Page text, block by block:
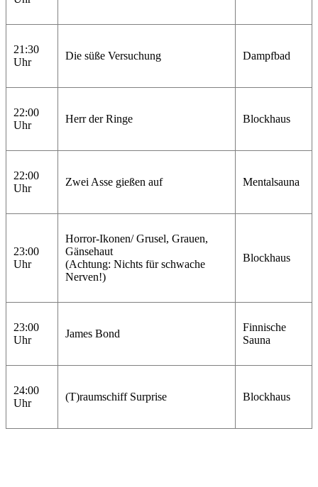
21:30
Uhr
Die süße Versuchung Dampfbad
22:00
Uhr
Herr der Ringe Blockhaus
22:00
Uhr
Zwei Asse gießen auf Mentalsauna
23:00
Uhr
Horror-Ikonen/ Grusel, Grauen,
Gänsehaut
(Achtung: Nichts für schwache
Nerven!)
Blockhaus
23:00
Uhr
James Bond
Finnische
Sauna
24:00
Uhr
(T)raumschiff Surprise Blockhaus